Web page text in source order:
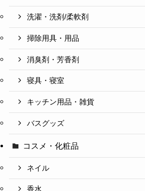
洗濯・洗剤/柔軟剤
掃除用具・用品
消臭剤・芳香剤
寝具・寝室
キッチン用品・雑貨
バスグッズ
コスメ・化粧品
ネイル
香水